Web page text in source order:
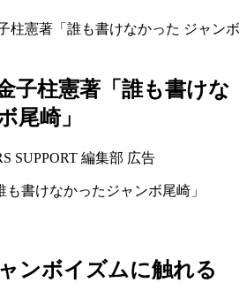
柱憲著「誰も書けなかった ジャンボ
子柱憲著「誰も書けな
尾崎」
SUPPORT 編集部 広告
ンボイズムに触れる